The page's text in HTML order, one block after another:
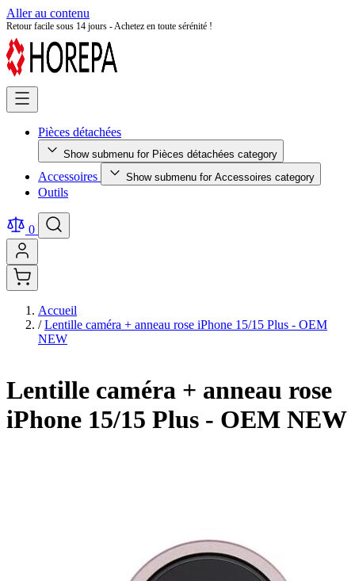
Aller au contenu
Retour facile sous 14 jours - Achetez en toute sérénité !
Pièces détachées
Show submenu for Pièces détachées category
Accessoires Show submenu for Accessoires category
Outils
0
Accueil
/ Lentille caméra + anneau rose iPhone 15/15 Plus - OEM
NEW
Lentille caméra + anneau rose
iPhone 15/15 Plus - OEM NEW